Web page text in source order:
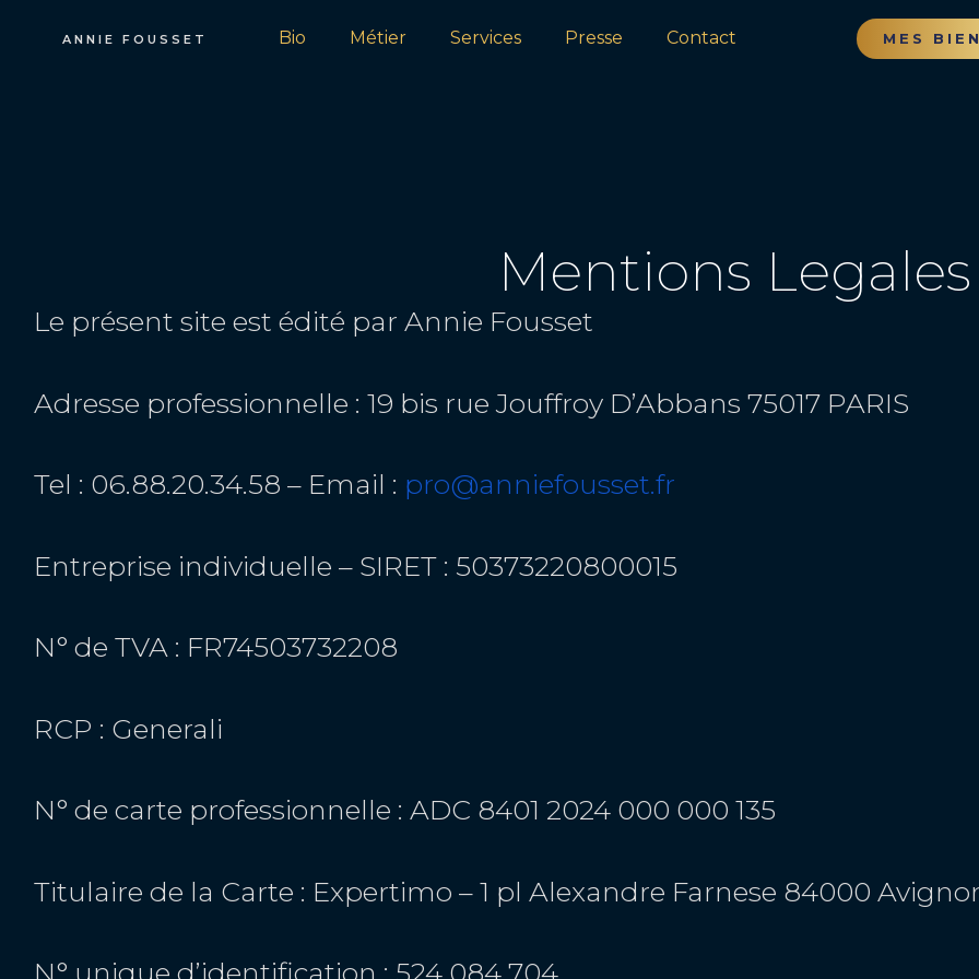
ANNIE FOUSSET Bio Métier Services Presse Contact MES
Mentions Legales
Le présent site est édité par Annie Fousset
Adresse professionnelle : 19 bis rue Jouffroy D’Abbans 75017 PARIS
Tel : 06.88.20.34.58 – Email : pro@anniefousset.fr
Entreprise individuelle – SIRET : 50373220800015
N° de TVA : FR74503732208
RCP : Generali
N° de carte professionnelle : ADC 8401 2024 000 000 135
Titulaire de la Carte : Expertimo – 1 pl Alexandre Farnese 84000
N° unique d’identification : 524 084 704